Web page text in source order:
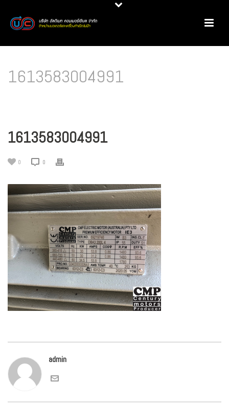
1613583004991
1613583004991
0 0
admin